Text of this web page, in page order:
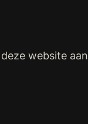
website aan